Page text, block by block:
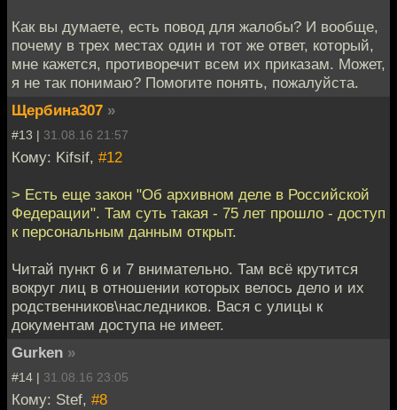
Как вы думаете, есть повод для жалобы? И вообще,
почему в трех местах один и тот же ответ, который,
мне кажется, противоречит всем их приказам. Может,
я не так понимаю? Помогите понять, пожалуйста.
Щербина307 »
#13 | 31.08.16 21:57
Кому: Kifsif, #12
> Есть еще закон "Об архивном деле в Российской
Федерации". Там суть такая - 75 лет прошло - доступ
к персональным данным открыт.
Читай пункт 6 и 7 внимательно. Там всё крутится
вокруг лиц в отношении которых велось дело и их
родственников\наследников. Вася с улицы к
документам доступа не имеет.
Gurken »
#14 | 31.08.16 23:05
Кому: Stef, #8